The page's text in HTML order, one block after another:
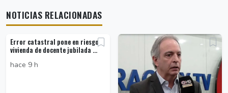
NOTICIAS RELACIONADAS
Error catastral pone en riesgo
vivienda de docente jubilada ...
hace 9 h